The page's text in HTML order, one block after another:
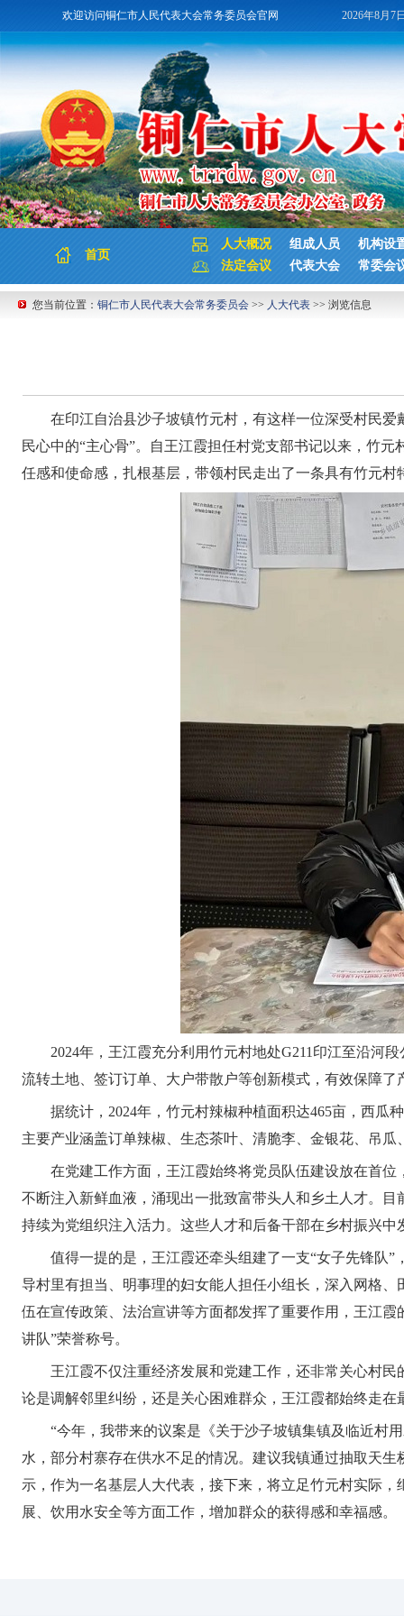
欢迎访问铜仁市人民代表大会常务委员会官网 2026年8月7
首页
人大概况 组成人员
机构设
法定会议
代表大会 常委会
您当前位置： 铜仁市人民代表大会常务委员会 >> 人大代表 >> 浏览信息
在印江自治县沙子坡镇竹元村，有这样一位深受村民
民心中的“主心骨”。自王江霞担任村党支部书记以来，竹
任感和使命感，扎根基层，带领村民走出了一条具有竹元村
2024年，王江霞充分利用竹元村地处G211印江至沿河
流转土地、签订订单、大户带散户等创新模式，有效保障
据统计，2024年，竹元村辣椒种植面积达465亩，西瓜
主要产业涵盖订单辣椒、生态茶叶、清脆李、金银花、吊
在党建工作方面，王江霞始终将党员队伍建设放在首
不断注入新鲜血液，涌现出一批致富带头人和乡土人才。
持续为党组织注入活力。这些人才和后备干部在乡村振兴
值得一提的是，王江霞还牵头组建了一支“女子先锋队
导村里有担当、明事理的妇女能人担任小组长，深入网格
伍在宣传政策、法治宣讲等方面都发挥了重要作用，王江
讲队”荣誉称号。
王江霞不仅注重经济发展和党建工作，还非常关心村
论是调解邻里纠纷，还是关心困难群众，王江霞都始终走
“今年，我带来的议案是《关于沙子坡镇集镇及临近村
水，部分村寨存在供水不足的情况。建议我镇通过抽取天
示，作为一名基层人大代表，接下来，将立足竹元村实际
展、饮用水安全等方面工作，增加群众的获得感和幸福感